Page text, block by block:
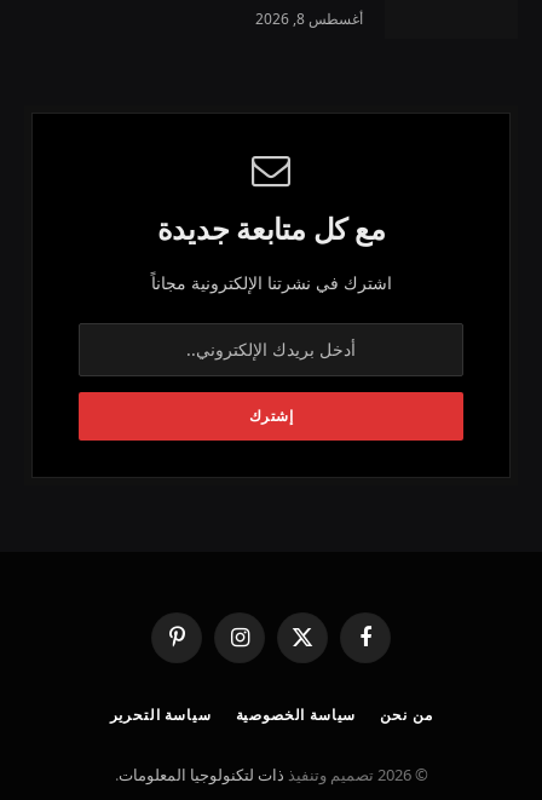
أغسطس 8, 2026
مع كل متابعة جديدة
اشترك في نشرتنا الإلكترونية مجاناً
فيسبوك
X
(Twitter)
الانستغرامبينتيريست
من نحن سياسة الخصوصية سياسة التحرير
© 2026 تصميم وتنفيذ ذات لتكنولوجيا المعلومات.